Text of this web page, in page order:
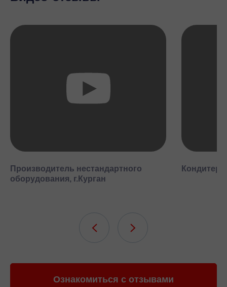
Производитель нестандартного
оборудования, г.Курган
Ознакомиться с отзывами